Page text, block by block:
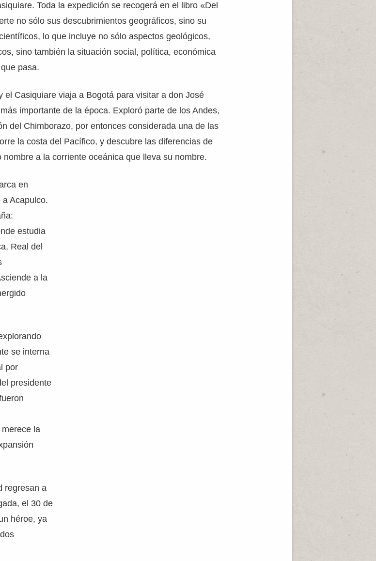
Toda la expedición se recogerá en el libro «Del
no sólo sus descubrimientos geográficos, sino su
lo que incluye no sólo aspectos geológicos,
sino también la situación social, política, económica
pasa.
el Casiquiare viaja a Bogotá para visitar a don José
importante de la época. Exploró parte de los Andes,
del Chimborazo, por entonces considerada una de las
la costa del Pacífico, y descubre las diferencias de
a la corriente oceánica que lleva su nombre.
en
Acapulco.
estudia
Real del
a la
se interna
por
presidente
la
regresan a
el 30 de
héroe, ya